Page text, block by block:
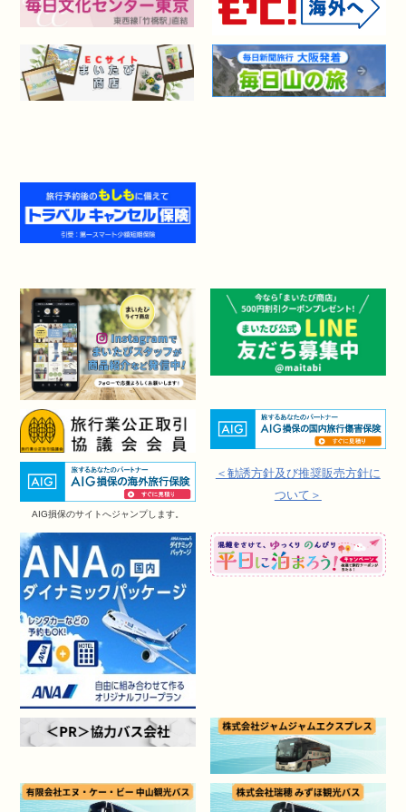
AIG損保のサイトへジャンプします。
＜勧誘方針及び推奨販売方針に
ついて＞